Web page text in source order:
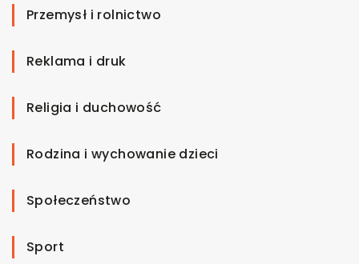
Przemysł i rolnictwo
Reklama i druk
Religia i duchowość
Rodzina i wychowanie dzieci
Społeczeństwo
Sport